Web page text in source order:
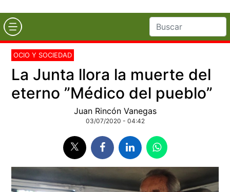
OCIO Y SOCIEDAD
La Junta llora la muerte del
eterno ”Médico del pueblo”
Juan Rincón Vanegas
03/07/2020 - 04:42